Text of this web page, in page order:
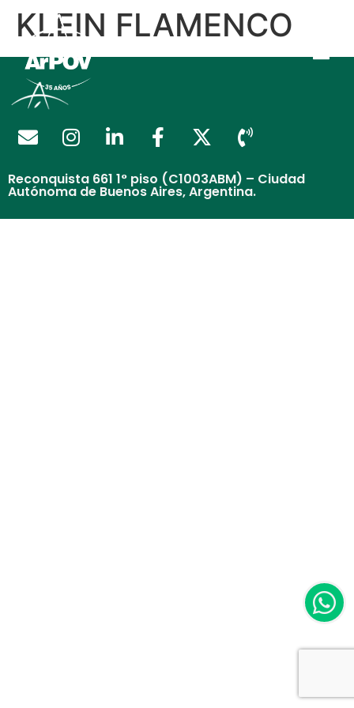
KLEIN FLAMENCO
Reconquista 661 1° piso (C1003ABM) – Ciudad
Autónoma de Buenos Aires, Argentina.